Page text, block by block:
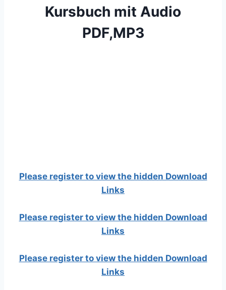
Kursbuch mit Audio
PDF,MP3
Please register to view the hidden Download
Links
Please register to view the hidden Download
Links
Please register to view the hidden Download
Links